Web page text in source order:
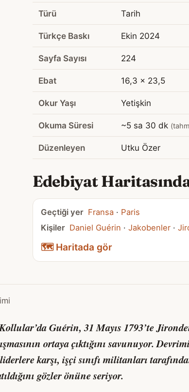
Türü Tarih
Türkçe Baskı Ekin 2024
Sayfa Sayısı 224
Ebat 16,3 x 23,5
Okur Yaşı Yetişkin
Okuma Süresi ~5 sa 30 dk
Düzenleyen Utku Özer
Edebiyat
Geçtiği yer Fransa · Paris
Kişiler Daniel Guérin · Jakobenler ·
🗺️ Haritada gör
’da Guérin, 31 Mayıs 1793’te
ortaya çıktığını savunuyor.
karşı, işçi sınıfı militanları
gözler önüne seriyor.